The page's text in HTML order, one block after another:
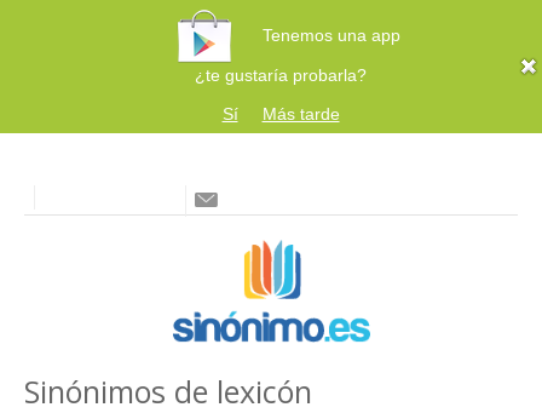
Tenemos una app
¿te gustaría probarla?
Sí
Más tarde
Sinónimos de lexicón